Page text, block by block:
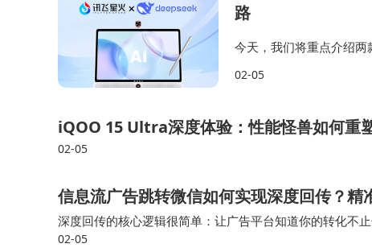
路
今天，我们将重点介绍
孩子的学习兴趣，让教育
02-05
iQOO 15 Ultra深度体验：性能怪兽如何重
02-05
信息流广告跳转微信如何实现深度回传？精
深度回传的核心逻辑很简单：让广告平台知道你的转化不
投健身课程广告，用普通链接可能只回传“加粉成功”，但
02-05